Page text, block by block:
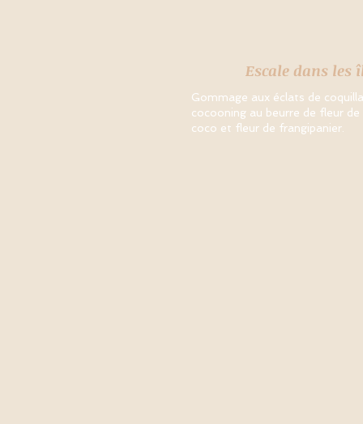
Escale dans les
Gommage aux éclats de
cocooning au beurre de fleur
coco et fleur de frangipanier.